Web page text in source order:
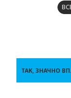
ТАК, ЗНАЧНО